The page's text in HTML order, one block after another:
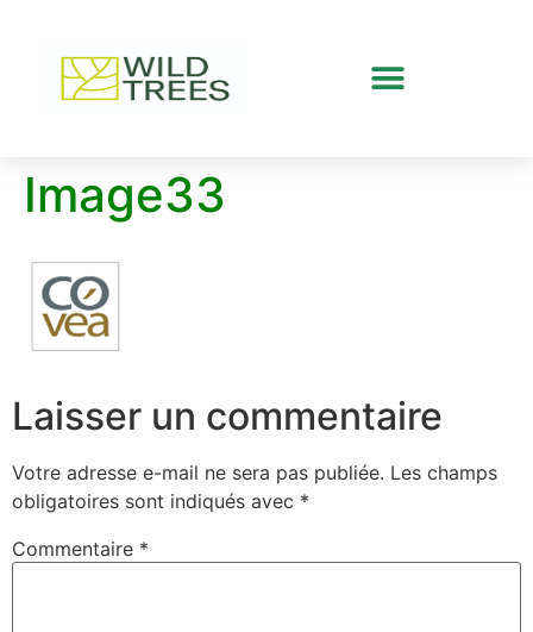
Image33
Laisser un commentaire
Votre adresse e-mail ne sera pas publiée. Les champs
obligatoires sont indiqués avec *
Commentaire *